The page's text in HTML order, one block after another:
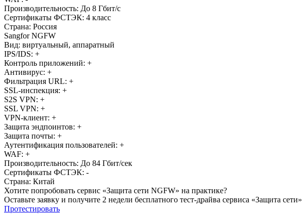
Производительность: До 8 Гбит/с
Сертификаты ФСТЭК: 4 класс
Страна: Россия
Sangfor NGFW
Вид: виртуальный, аппаратный
IPS/IDS: +
Контроль приложений: +
Антивирус: +
Фильтрация URL: +
SSL-инспекция: +
S2S VPN: +
SSL VPN: +
VPN-клиент: +
Защита эндпоинтов: +
Защита почты: +
Аутентификация пользователей: +
WAF: +
Производительность: До 84 Гбит/сек
Сертификаты ФСТЭК: -
Страна: Китай
Хотите попробовать сервис «Защита сети NGFW» на практике?
Оставьте заявку и получите 2 недели бесплатного тест-драйва сервиса «Защита сети»
Протестировать